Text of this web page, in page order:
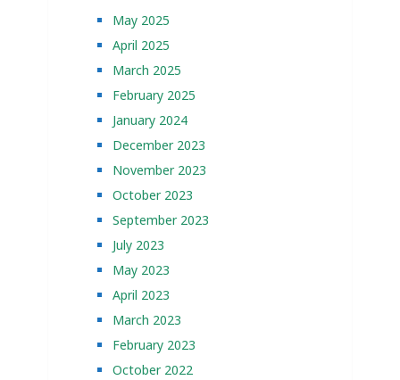
May 2025
April 2025
March 2025
February 2025
January 2024
December 2023
November 2023
October 2023
September 2023
July 2023
May 2023
April 2023
March 2023
February 2023
October 2022